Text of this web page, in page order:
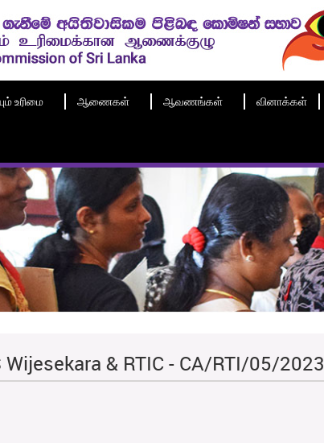
உரிமை ஆணைகள் ஆவணங்கள் வினாக்கள்
& RTIC - CA/RTI/05/2023